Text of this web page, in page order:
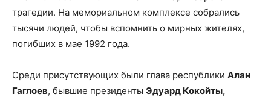
трагедии. На мемориальном комплексе собрались
тысячи людей, чтобы вспомнить о мирных жителях,
погибших в мае 1992 года.
Среди присутствующих были глава республики Алан
Гаглоев, бывшие президенты Эдуард Кокойты,